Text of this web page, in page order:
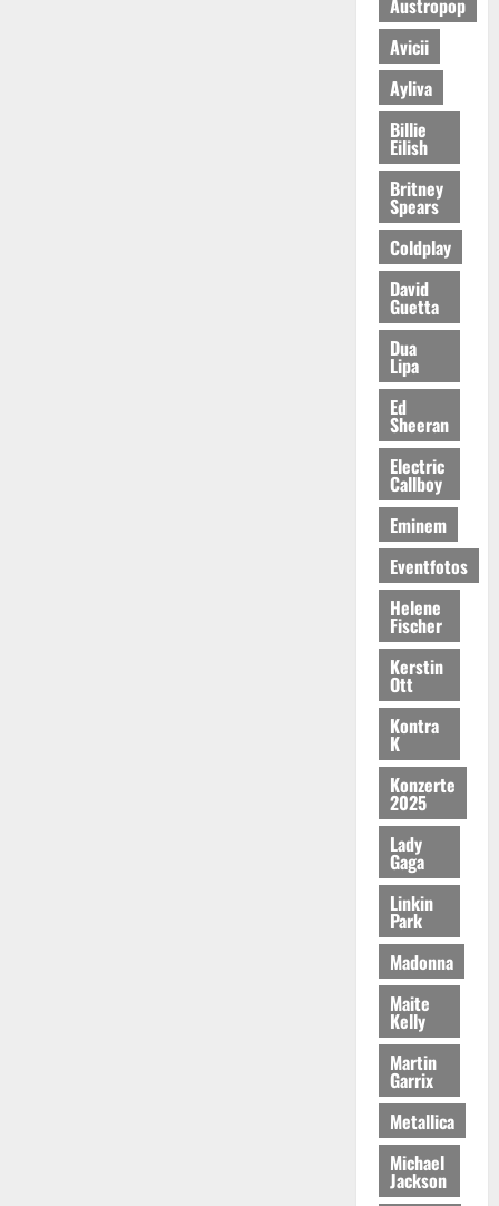
Avicii
Ayliva
Billie
Eilish
Britney
Spears
Coldplay
David
Guetta
Dua
Lipa
Ed
Sheeran
Electric
Callboy
Eminem
Eventfotos
Helene
Fischer
Kerstin
Ott
Kontra
K
Konzerte
2025
Lady
Gaga
Linkin
Park
Madonna
Maite
Kelly
Martin
Garrix
Metallica
Michael
Jackson